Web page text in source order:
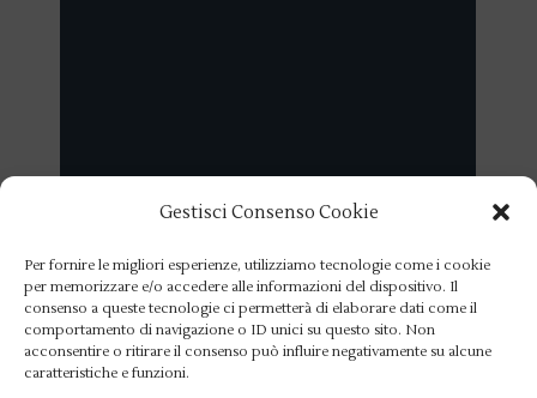
Gestisci Consenso Cookie
Per fornire le migliori esperienze, utilizziamo tecnologie come i cookie
per memorizzare e/o accedere alle informazioni del dispositivo. Il
consenso a queste tecnologie ci permetterà di elaborare dati come il
comportamento di navigazione o ID unici su questo sito. Non
acconsentire o ritirare il consenso può influire negativamente su alcune
caratteristiche e funzioni.